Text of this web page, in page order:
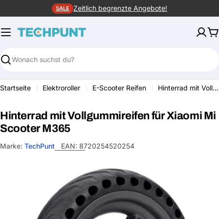
Inhalt
springen
SALE Zeitlich begrenzte Angebote!
Suchen
Startseite Elektroroller E-Scooter Reifen Hinterrad mit Vollgummireifen für Xiaomi Mi Scooter M365
Hinterrad mit Vollgummireifen für Xiaomi Mi
Scooter M365
Marke: TechPunt EAN: 8720254520254